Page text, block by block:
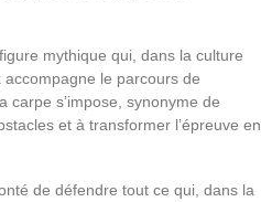
mythique qui, dans la culture
le parcours de
carpe s’impose, synonyme de
et à transformer l’épreuve en
de défendre tout ce qui, dans la